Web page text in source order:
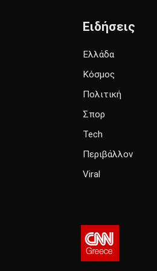
Ειδήσεις
Ελλάδα
Κόσμος
Πολιτική
Σπορ
Tech
Περιβάλλον
Viral